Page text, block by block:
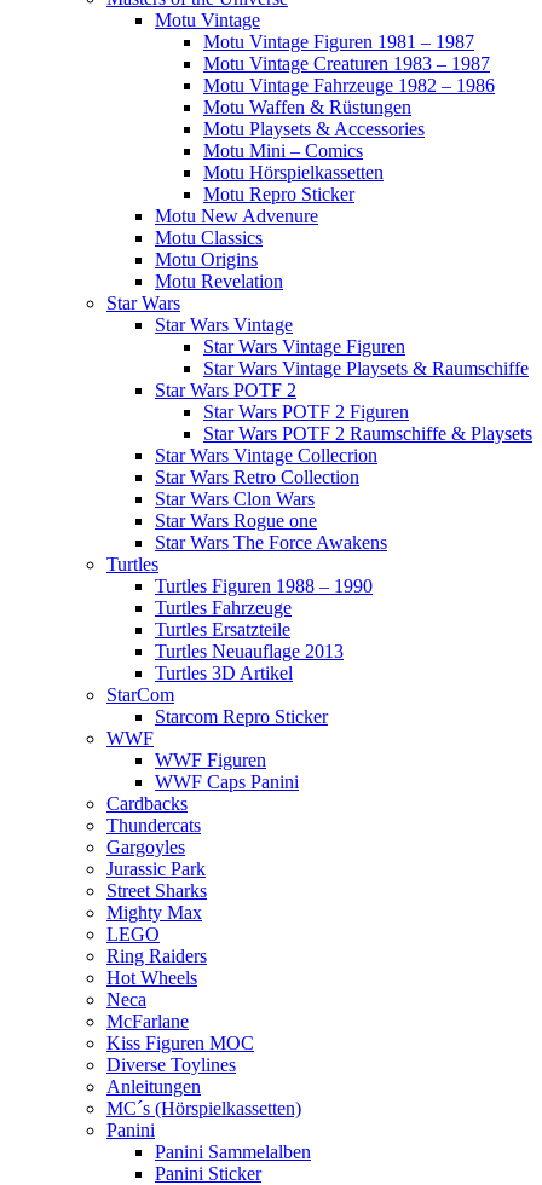
Motu Vintage
Motu Vintage Figuren 1981 – 1987
Motu Vintage Creaturen 1983 – 1987
Motu Vintage Fahrzeuge 1982 – 1986
Motu Waffen & Rüstungen
Motu Playsets & Accessories
Motu Mini – Comics
Motu Hörspielkassetten
Motu Repro Sticker
Motu New Advenure
Motu Classics
Motu Origins
Motu Revelation
Star Wars
Star Wars Vintage
Star Wars Vintage Figuren
Star Wars Vintage Playsets & Raumschiffe
Star Wars POTF 2
Star Wars POTF 2 Figuren
Star Wars POTF 2 Raumschiffe & Playsets
Star Wars Vintage Collecrion
Star Wars Retro Collection
Star Wars Clon Wars
Star Wars Rogue one
Star Wars The Force Awakens
Turtles
Turtles Figuren 1988 – 1990
Turtles Fahrzeuge
Turtles Ersatzteile
Turtles Neuauflage 2013
Turtles 3D Artikel
StarCom
Starcom Repro Sticker
WWF
WWF Figuren
WWF Caps Panini
Cardbacks
Thundercats
Gargoyles
Jurassic Park
Street Sharks
Mighty Max
LEGO
Ring Raiders
Hot Wheels
Neca
McFarlane
Kiss Figuren MOC
Diverse Toylines
Anleitungen
MC´s (Hörspielkassetten)
Panini
Panini Sammelalben
Panini Sticker